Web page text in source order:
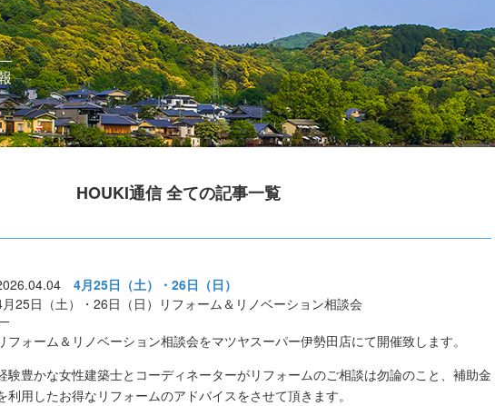
HOUKI通信 全ての記事一覧
4月25日（土）・26日（日）
25日（土）・26日（日）リフォーム＆リノベーション相談会
フォーム＆リノベーション相談会をマツヤスーパー伊勢田店にて開催致します。
験豊かな女性建築士とコーディネーターがリフォームのご相談は勿論のこと、補助金
利用したお得なリフォームのアドバイスをさせて頂きます。